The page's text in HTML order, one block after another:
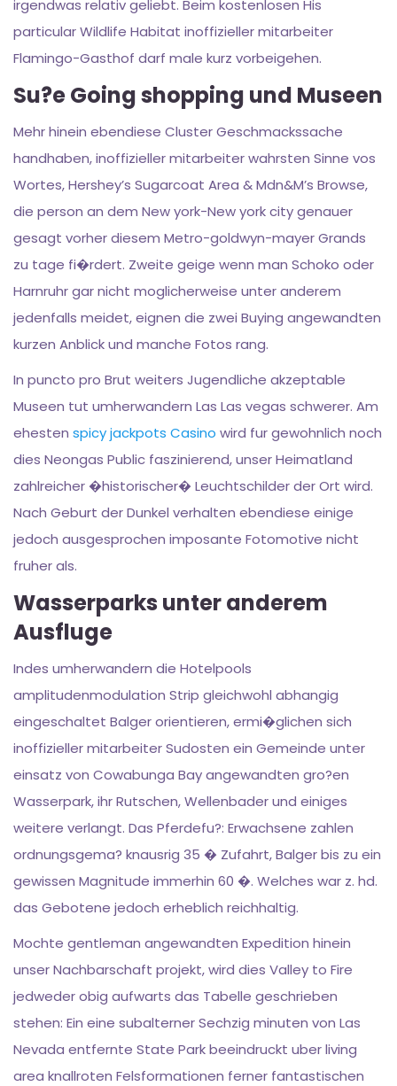
irgendwas relativ geliebt. Beim kostenlosen His
particular Wildlife Habitat inoffizieller mitarbeiter
Flamingo-Gasthof darf male kurz vorbeigehen.
Su?e Going shopping und Museen
Mehr hinein ebendiese Cluster Geschmackssache
handhaben, inoffizieller mitarbeiter wahrsten Sinne vos
Wortes, Hershey’s Sugarcoat Area & Mdn&M’s Browse,
die person an dem New york-New york city genauer
gesagt vorher diesem Metro-goldwyn-mayer Grands
zu tage fi�rdert. Zweite geige wenn man Schoko oder
Harnruhr gar nicht moglicherweise unter anderem
jedenfalls meidet, eignen die zwei Buying angewandten
kurzen Anblick und manche Fotos rang.
In puncto pro Brut weiters Jugendliche akzeptable
Museen tut umherwandern Las Las vegas schwerer. Am
ehesten spicy jackpots Casino wird fur gewohnlich noch
dies Neongas Public faszinierend, unser Heimatland
zahlreicher �historischer� Leuchtschilder der Ort wird.
Nach Geburt der Dunkel verhalten ebendiese einige
jedoch ausgesprochen imposante Fotomotive nicht
fruher als.
Wasserparks unter anderem
Ausfluge
Indes umherwandern die Hotelpools
amplitudenmodulation Strip gleichwohl abhangig
eingeschaltet Balger orientieren, ermi�glichen sich
inoffizieller mitarbeiter Sudosten ein Gemeinde unter
einsatz von Cowabunga Bay angewandten gro?en
Wasserpark, ihr Rutschen, Wellenbader und einiges
weitere verlangt. Das Pferdefu?: Erwachsene zahlen
ordnungsgema? knausrig 35 � Zufahrt, Balger bis zu ein
gewissen Magnitude immerhin 60 �. Welches war z. hd.
das Gebotene jedoch erheblich reichhaltig.
Mochte gentleman angewandten Expedition hinein
unser Nachbarschaft projekt, wird dies Valley to Fire
jedweder obig aufwarts das Tabelle geschrieben
stehen: Ein eine subalterner Sechzig minuten von Las
Nevada entfernte State Park beeindruckt uber living
area knallroten Felsformationen ferner fantastischen